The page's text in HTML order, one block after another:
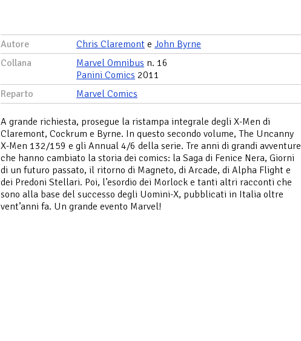
Autore Chris Claremont e John Byrne
Collana
Marvel Omnibus n. 16
Panini Comics 2011
Reparto
Marvel Comics
A grande richiesta, prosegue la ristampa integrale degli X-Men di
Claremont, Cockrum e Byrne. In questo secondo volume, The Uncanny
X-Men 132/159 e gli Annual 4/6 della serie. Tre anni di grandi avventure
che hanno cambiato la storia dei comics: la Saga di Fenice Nera, Giorni
di un futuro passato, il ritorno di Magneto, di Arcade, di Alpha Flight e
dei Predoni Stellari. Poi, l’esordio dei Morlock e tanti altri racconti che
sono alla base del successo degli Uomini-X, pubblicati in Italia oltre
vent’anni fa. Un grande evento Marvel!